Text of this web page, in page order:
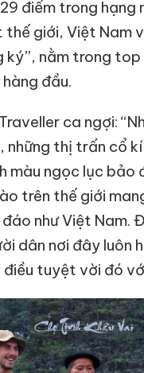
điểm trong hạng
thế giới, Việt Nam
ký”, nằm trong
đầu.
ca ngợi:
những thị trấn cổ
màu ngọc lục bảo
trên thế giới
như Việt Nam.
dân nơi đây luôn
tuyệt vời đó